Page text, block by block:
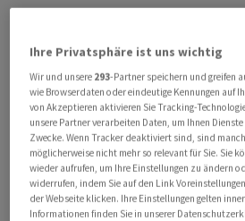
und Sachversicherung (+8,3%)
Zuwachs. Grund dafür waren laut
versicherte Werte. Gut zulegen
zudem in der Berufs- und
Haftpflichtversicherung (+3,4%),
(+2,3%) und in der
Diesem Wachstum hinkte die
Ihre Privatsphäre ist uns wichtig
Wir und unsere 293-Partner speichern und greifen
wie Browserdaten oder eindeutige Kennungen auf
von Akzeptieren aktivieren Sie Tracking-
unsere Partner verarbeiten Daten, um Ihnen
Zwecke. Wenn Tracker deaktiviert sind, sind
möglicherweise nicht mehr so relevant für Sie. Sie
wieder aufrufen, um Ihre Einstellungen zu ändern
widerrufen, indem Sie auf den Link
der Webseite klicken. Ihre Einstellungen gelten
Informationen finden Sie in unserer